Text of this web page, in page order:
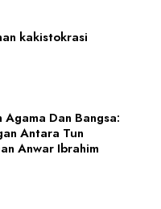
kakistokrasi
Agama Dan Bangsa:
Antara Tun
Anwar Ibrahim